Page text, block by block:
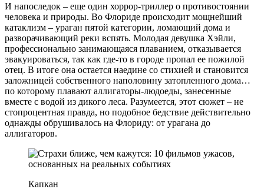
И напоследок – еще один хоррор-триллер о противостоянии
человека и природы. Во Флориде происходит мощнейший
катаклизм – ураган пятой категории, ломающий дома и
разворачивающий реки вспять. Молодая девушка Хэйли,
профессионально занимающаяся плаванием, отказывается
эвакуироваться, так как где-то в городе пропал ее пожилой
отец. В итоге она остается наедине со стихией и становится
заложницей собственного наполовину затопленного дома…
по которому плавают аллигаторы-людоеды, занесенные
вместе с водой из дикого леса. Разумеется, этот сюжет – не
стопроцентная правда, но подобное бедствие действительно
однажды обрушивалось на Флориду: от урагана до
аллигаторов.
Капкан